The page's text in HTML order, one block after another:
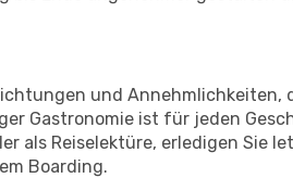
und Annehmlichkeiten,
Gastronomie ist für jeden
als Reiselektüre, erledigen Sie
Boarding.